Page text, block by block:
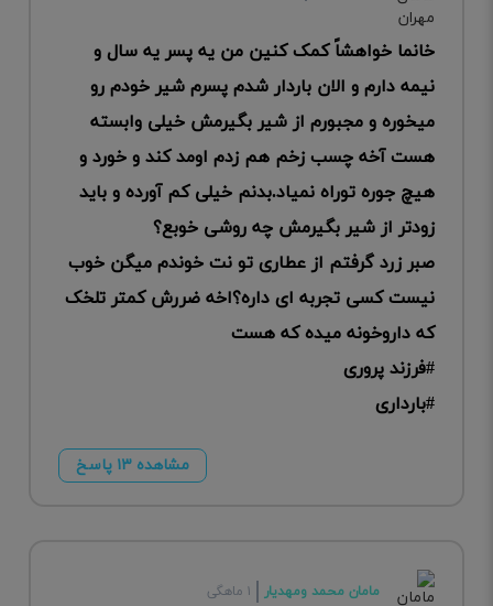
خانما خواهشاً کمک کنین من یه پسر یه سال و
نیمه دارم و الان باردار شدم پسرم شیر خودم رو
میخوره و مجبورم از شیر بگیرمش خیلی وابسته
هست آخه چسب زخم هم زدم اومد کند و خورد و
هیچ جوره توراه نمیاد.بدنم خیلی کم آورده و باید
زودتر از شیر بگیرمش چه روشی خوبع؟
صبر زرد گرفتم از عطاری تو نت خوندم میگن خوب
نیست کسی تجربه ای داره؟اخه ضررش کمتر تلخک
که داروخونه میده که هست
#فرزند پروری
#بارداری
مشاهده ۱۳ پاسخ
مامان محمد ومهدیار ۱ ماهگی